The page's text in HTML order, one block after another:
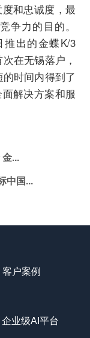
和忠诚度，最
争力的目的。
出的金蝶K/3
在无锡落户，
时间内得到了
解决方案和服
金...
中国...
客户案例
企业级AI平台